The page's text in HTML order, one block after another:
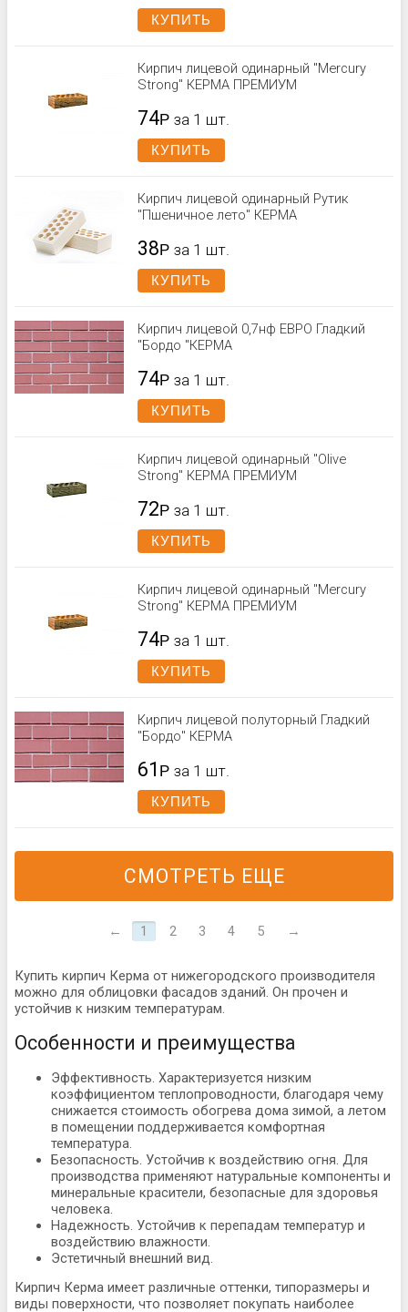
КУПИТЬ
Кирпич лицевой одинарный "Mercury
Strong" КЕРМА ПРЕМИУМ
74Р за 1 шт.
КУПИТЬ
Кирпич лицевой одинарный Рутик
"Пшеничное лето" КЕРМА
38Р за 1 шт.
КУПИТЬ
Кирпич лицевой 0,7нф ЕВРО Гладкий
"Бордо "КЕРМА
74Р за 1 шт.
КУПИТЬ
Кирпич лицевой одинарный "Olive
Strong" КЕРМА ПРЕМИУМ
72Р за 1 шт.
КУПИТЬ
Кирпич лицевой одинарный "Mercury
Strong" КЕРМА ПРЕМИУМ
74Р за 1 шт.
КУПИТЬ
Кирпич лицевой полуторный Гладкий
"Бордо" КЕРМА
61 Р за 1 шт.
КУПИТЬ
СМОТРЕТЬ ЕЩЕ
← 1 2 3 4 5 →
Купить кирпич Керма от нижегородского производителя
можно для облицовки фасадов зданий. Он прочен и
устойчив к низким температурам.
Особенности и преимущества
Эффективность. Характеризуется низким
коэффициентом теплопроводности, благодаря чему
снижается стоимость обогрева дома зимой, а летом
в помещении поддерживается комфортная
температура.
Безопасность. Устойчив к воздействию огня. Для
производства применяют натуральные компоненты и
минеральные красители, безопасные для здоровья
человека.
Надежность. Устойчив к перепадам температур и
воздействию влажности.
Эстетичный внешний вид.
Кирпич Керма имеет различные оттенки, типоразмеры и
виды поверхности, что позволяет покупать наиболее